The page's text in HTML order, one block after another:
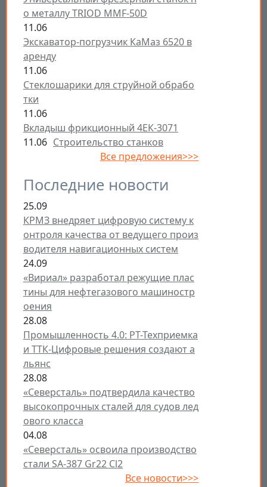
о металлу TRIOD MMF-50D
11.06
Экскаватор-погрузчик КаМаз 6520 в
аренду
11.06
Стеклошарики для струйной обрабо
тки
11.06
Вкладыш фрикционный 4ЕК-3071
11.06 Строительство станков
Все предложения>>>
Последние новости
25.09
КРМЗ внедряет цифровую систему к
онтроля качества от ведущего произ
водителя навигационных систем
24.09
«Вириал» разработал режущие плас
тины для нефтегазового машиностр
оения
28.08
Промышленность 4.0: РТ-Техприемка
и ТТК-Цифровые решения создают а
льянс
28.08
«Северсталь» подтвердила качество
высокопрочных сталей для судов лед
ового класса
04.08
«Северсталь» освоила производство
стали SA-387 Gr22 Cl2
Все новости>>>